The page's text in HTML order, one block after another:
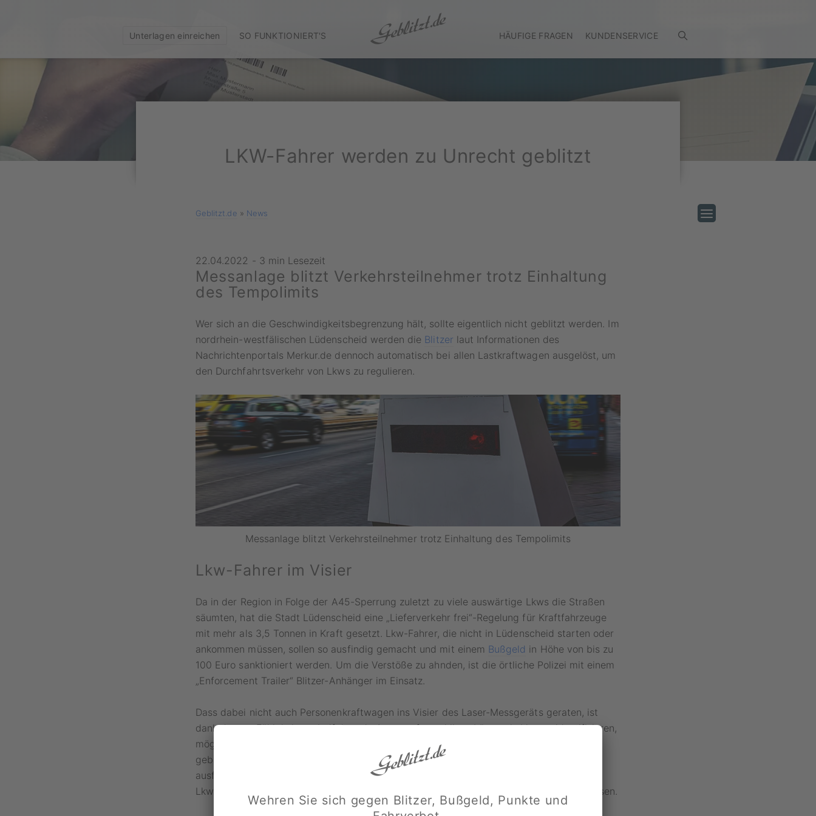
Unterlagen einreichen SO FUNKTIONIERT'S HÄUFIGE FRAGEN KUNDENSERVICE
LKW-Fahrer werden zu Unrecht geblitzt
Geblitzt.de » News
22.04.2022 - 3 min Lesezeit
Messanlage blitzt Verkehrsteilnehmer trotz Einhaltung
des Tempolimits
Wer sich an die Geschwindigkeitsbegrenzung hält, sollte eigentlich nicht geblitzt werden. Im
nordrhein-westfälischen Lüdenscheid werden die Blitzer laut Informationen des
Nachrichtenportals Merkur.de dennoch automatisch bei allen Lastkraftwagen ausgelöst, um
den Durchfahrtsverkehr von Lkws zu regulieren.
Messanlage blitzt Verkehrsteilnehmer trotz Einhaltung des Tempolimits
Lkw-Fahrer im Visier
Da in der Region in Folge der A45-Sperrung zuletzt zu viele auswärtige Lkws die Straßen
säumten, hat die Stadt Lüdenscheid eine „Lieferverkehr frei“-Regelung für Kraftfahrzeuge
mit mehr als 3,5 Tonnen in Kraft gesetzt. Lkw-Fahrer, die nicht in Lüdenscheid starten oder
ankommen müssen, sollen so ausfindig gemacht und mit einem Bußgeld in Höhe von bis zu
100 Euro sanktioniert werden. Um die Verstöße zu ahnden, ist die örtliche Polizei mit einem
„Enforcement Trailer“ Blitzer-Anhänger im Einsatz.
Dass dabei nicht auch Personenkraftwagen ins Visier des Laser-Messgeräts geraten, ist
dank dessen Fähigkeit, vorbeifahrende Autos aufgrund ihrer Länge als Lkw zu identifizieren,
möglich. Die Lkws werden jedoch – unabhängig von ihrer Geschwindigkeit – allesamt
geblitzt. Mittels des Nummernschilds will die Stadt dann die jeweiligen Speditionen
ausfindig machen, um diesen einen
Anhörungsbogen
Lkw-Fahrer Lüdenscheid nicht als Start- oder Zielpunkt, wird ein
erlassen.
Wehren Sie sich gegen Blitzer, Bußgeld, Punkte und